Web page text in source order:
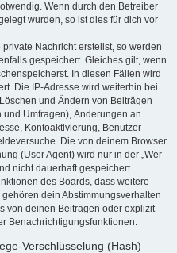
Wenn durch den Betreiber
wurden, so ist dies für dich vor
Nachricht erstellst, so werden
gespeichert. Gleiches gilt, wenn
In diesen Fällen wird
Die IP-Adresse wird weiterhin bei
und Ändern von Beiträgen
Umfragen), Änderungen an
Kontoaktivierung, Benutzer-
Die von deinem Browser
(User Agent) wird nur in der „Wer
nicht dauerhaft gespeichert.
des Boards, dass weitere
dein Abstimmungsverhalten
von deinen Beiträgen oder explizit
Benachrichtigungsfunktionen.
Verschlüsselung (Hash)